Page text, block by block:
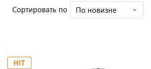
Cортировать по По новизне